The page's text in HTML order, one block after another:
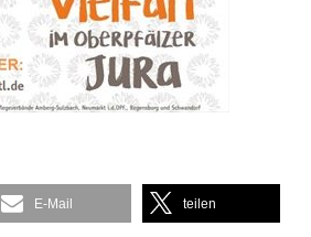
E-Mail teilen